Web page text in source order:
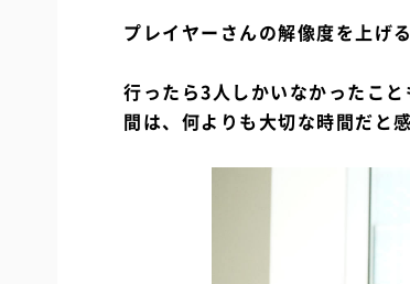
プレイヤーさんの解像度を上げ
行ったら3人しかいなかったこ
間は、何よりも大切な時間だと